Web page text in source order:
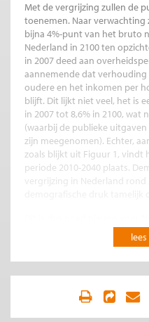
Met de vergrijzing zullen de
toenemen. Naar
bijna 4%-punt van het bruto
Nederland in 2100 ten
in 2007 deed aan
aannemende dat
oudere en het inkomen per
blijft. Dit lijkt niet veel, het is
in 2007 tot 8,6% in 2100, wat
(waarbij de publieke
zijn meegenomen). Echter,
zoals blijkt uit Figuur 1, vindt
periode 2010-2040 plaats.
vergrijzing in Nederland rond
vergrijzingsprobleem is
pakweg één generatie. Als
linker panel van Figuur 2.